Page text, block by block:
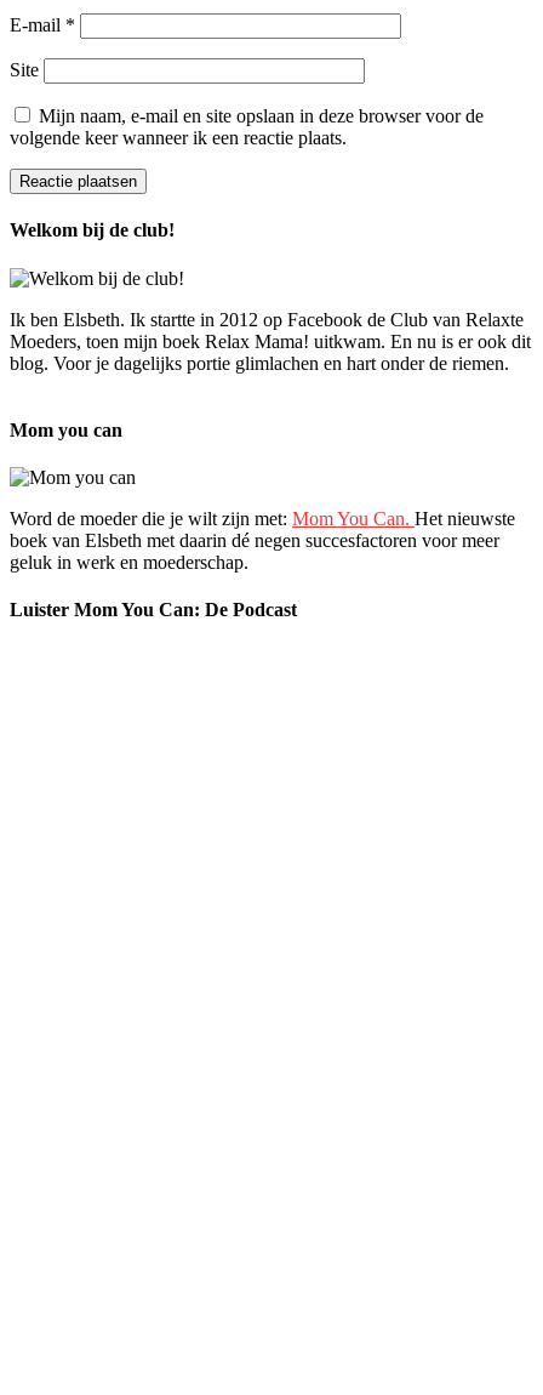
E-mail *
Site
Mijn naam, e-mail en site opslaan in deze browser voor de
volgende keer wanneer ik een reactie plaats.
Welkom bij de club!
Ik ben Elsbeth. Ik startte in 2012 op Facebook de Club van Relaxte
Moeders, toen mijn boek Relax Mama! uitkwam. En nu is er ook dit
blog. Voor je dagelijks portie glimlachen en hart onder de riemen.
Mom you can
Word de moeder die je wilt zijn met: Mom You Can. Het nieuwste
boek van Elsbeth met daarin dé negen succesfactoren voor meer
geluk in werk en moederschap.
Luister Mom You Can: De Podcast